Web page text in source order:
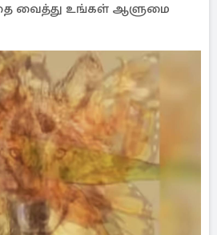
வைத்து உங்கள் ஆளுமை